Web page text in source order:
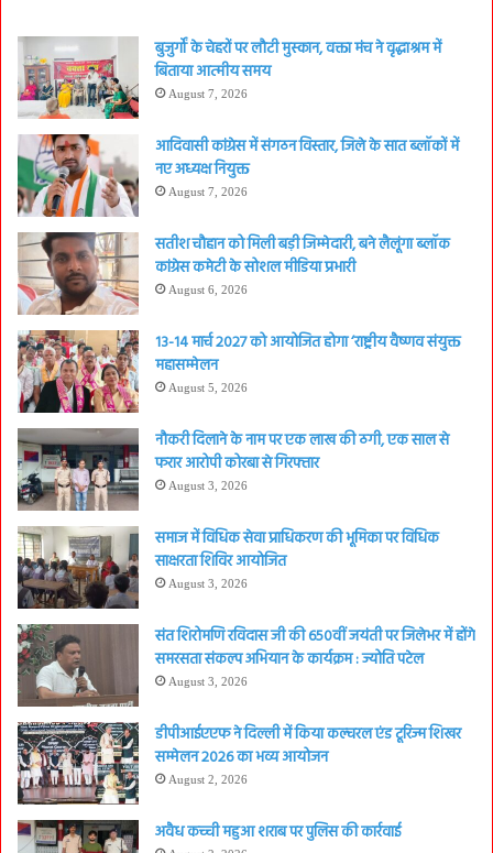
बुजुर्गों के चेहरों पर लौटी मुस्कान, वक्ता मंच ने वृद्धाश्रम में
बिताया आत्मीय समय
August 7, 2026
आदिवासी कांग्रेस में संगठन विस्तार, जिले के सात ब्लॉकों में
नए अध्यक्ष नियुक्त
August 7, 2026
सतीश चौहान को मिली बड़ी जिम्मेदारी, बने लैलूंगा ब्लॉक
कांग्रेस कमेटी के सोशल मीडिया प्रभारी
August 6, 2026
13-14 मार्च 2027 को आयोजित होगा ‘राष्ट्रीय वैष्णव संयुक्त
महासम्मेलन
August 5, 2026
नौकरी दिलाने के नाम पर एक लाख की ठगी, एक साल से
फरार आरोपी कोरबा से गिरफ्तार
August 3, 2026
समाज में विधिक सेवा प्राधिकरण की भूमिका पर विधिक
साक्षरता शिविर आयोजित
August 3, 2026
संत शिरोमणि रविदास जी की 650वीं जयंती पर जिलेभर में होंगे
समरसता संकल्प अभियान के कार्यक्रम : ज्योति पटेल
August 3, 2026
डीपीआईएएफ ने दिल्ली में किया कल्चरल एंड टूरिज्म शिखर
सम्मेलन 2026 का भव्य आयोजन
August 2, 2026
अवैध कच्ची महुआ शराब पर पुलिस की कार्रवाई